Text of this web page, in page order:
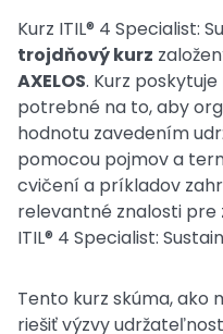
Kurz ITIL® 4 Specialist:
trojdňový kurz
AXELOS. Kurz
potrebné na to, aby
hodnotu zavedením
pomocou pojmov a
cvičení a príkladov
relevantné znalosti pre
ITIL® 4 Specialist:
Tento kurz skúma, ako
riešiť výzvy